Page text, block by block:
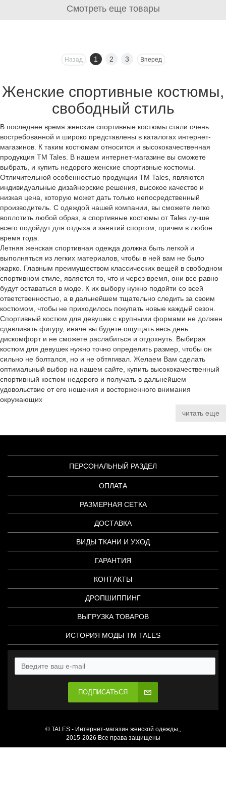
Смотреть еще товары
Назад 1 2 3 Вперед
Женские спортивные костюмы,
свободный стиль
В последнее время женские спортивные костюмы стали очень
востребованной и широко представлены в каталогах интернет-
магазинов. К таким костюмам относится и высококачественная
продукция ТМ Tales. В нашем интернет-магазине вы сможете
выбрать, и купить недорого женские спортивные костюмы.
Отличительной особенностью продукции ТМ Tales, являются
индивидуальные дизайнерские решения, высокое качество и
низкая цена, которую может дать только непосредственный
производитель. С одеждой нашей компании, вы сможете легко
воплотить любой образ, а спортивные костюмы от Tales лучше
всего подойдут для отдыха и занятий спортом, причем в любое
время года.
Летняя женская спортивная одежда должна быть легкой и
выполняться из легких материалов, чтобы в ней вам не было
жарко. Главным преимуществом классических вещей в свободном
спортивном стиле, является то, что и через время, они все равно
будут оставаться в моде. К их выбору нужно подойти со всей
ответственностью, а в дальнейшем тщательно следить за своим
костюмом, чтобы не приходилось покупать новые каждый сезон.
Спортивный костюм для девушек с крупными формами не должен
сдавливать фигуру, иначе вы будете ощущать весь день
дискомфорт и не сможете раслабиться и отдохнуть. Выбирая
костюм для девушек нужно точно определить размер, чтобы он
сильно не болтался, но и не обтягивал. Желаем Вам сделать
оптимальный выбор на нашем сайте, купить высококачественный
спортивный костюм недорого и получать в дальнейшем
удовольствие от его ношения и восторженного внимания
окружающих
читать еще
ПЕРСОНАЛЬНЫЙ РАЗДЕЛ
ОПЛАТА
РАЗМЕРНАЯ СЕТКА
ДОСТАВКА
ВИДЫ ТКАНИ И УХОД
ГАРАНТИЯ
КОНТАКТЫ
ДРОПШИППИНГ
ВЫГРУЗКА ТОВАРОВ
ИСТОРИЯ МОДЫ ТМ TALES
ПОДПИСАТЬСЯ
© TALES - Интернет-магазин женской одежды,,
2015-2026 Все права защищены